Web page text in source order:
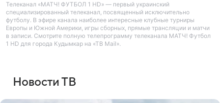
Телеканал «МАТЧ! ФУТБОЛ 1 HD» — первый украинский
специализированный телеканал, посвященный исключительно
футболу. В эфире канала наиболее интересные клубные турниры
Европы и Южной Америки, игры сборных, прямые трансляции и матчи
в записи. Смотрите полную телепрограмму телеканала МАТЧ! Футбол
1 HD для города Кудымкар на «ТВ Mail».
Новости ТВ